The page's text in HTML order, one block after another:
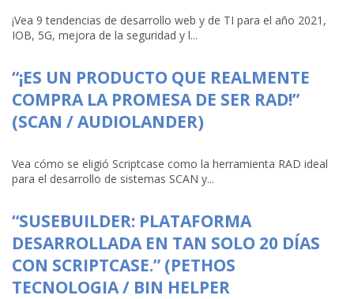
¡Vea 9 tendencias de desarrollo web y de TI para el año 2021,
IOB, 5G, mejora de la seguridad y l...
“¡ES UN PRODUCTO QUE REALMENTE
COMPRA LA PROMESA DE SER RAD!”
(SCAN / AUDIOLANDER)
Vea cómo se eligió Scriptcase como la herramienta RAD ideal
para el desarrollo de sistemas SCAN y...
“SUSEBUILDER: PLATAFORMA
DESARROLLADA EN TAN SOLO 20 DÍAS
CON SCRIPTCASE.” (PETHOS
TECNOLOGIA / BIN HELPER